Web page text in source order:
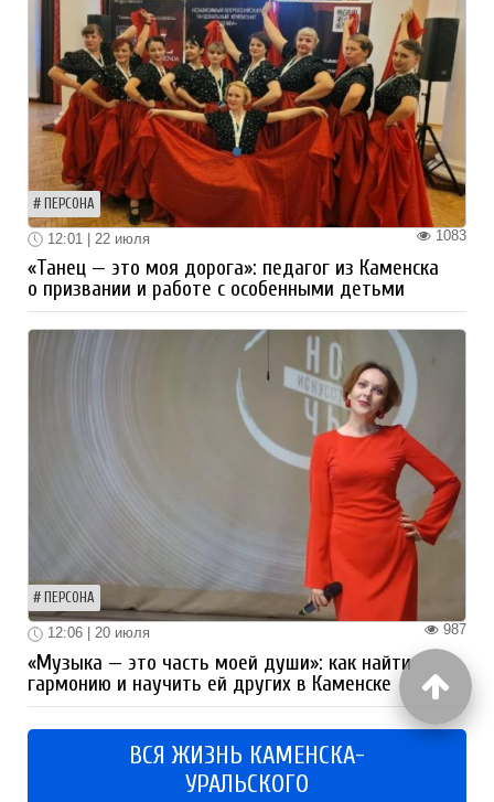
ПЕРСОНА
1083
12:01 | 22 июля
«Танец — это моя дорога»: педагог из Каменска
о призвании и работе с особенными детьми
ПЕРСОНА
987
12:06 | 20 июля
«Музыка — это часть моей души»: как найти
гармонию и научить ей других в Каменске
ВСЯ ЖИЗНЬ КАМЕНСКА-
УРАЛЬСКОГО